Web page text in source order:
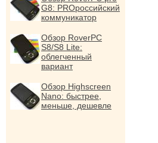
G8: PROроссийский
коммуникатор
Обзор RoverPC
S8/S8 Lite:
облегченный
вариант
Обзор Highscreen
Nano: быстрее,
меньше, дешевле